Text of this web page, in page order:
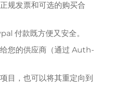
规发票和可选的购买合
付款既方便又安全。
您的供应商（通过 Auth-
目，也可以将其重定向到